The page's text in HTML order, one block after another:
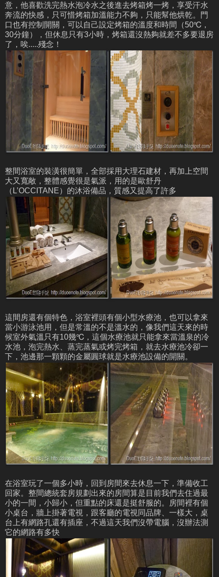
意，他喜歡洗完熱水泡冷水之後進去烤箱烤一烤，享受汗水
奔流的快感，只可惜烤箱加溫能力不夠，只能幫他烘乾。門
口也有控制開關，可以自己設定烤箱的溫度和時間（50℃，
30分鐘），但休息只有3小時，烤箱還沒熱夠就差不多要退房
了，唉.....殘念！
整間浴室的裝潢很簡單，全部採用大理石建材，再加上空間
大又寬敞，整體感覺很是氣派，用的是歐舒丹
（L’OCCITANE）的沐浴備品，質感又提高了許多
這間房還有個特色，浴室裡頭有個小型水療池，也可以拿來
當小游泳池用，但是常溫的不是溫水的，像我們這天來的時
候室外氣溫只有10幾℃ ，這個水療池就只能拿來當溫泉的冷
水池，泡完熱水、蒸完蒸氣或烤完烤箱，就去水療池冷卻一
下，池邊那一顆顆的金屬圓球就是水療池設備的開關。
在浴室玩了一個多小時，回到房間來去休息一下，準備收工
回家。整間總統套房規劃出來的房間算是目前我們去住過最
小的一間，小歸小，但重點的床還是挺舒服的。房間裡有個
小桌台，牆上掛著電視，跟客廳的電視同品牌、一樣大，桌
台上有網路孔還有插座，不過這天我們沒帶電腦，沒辦法測
它的網路有多快